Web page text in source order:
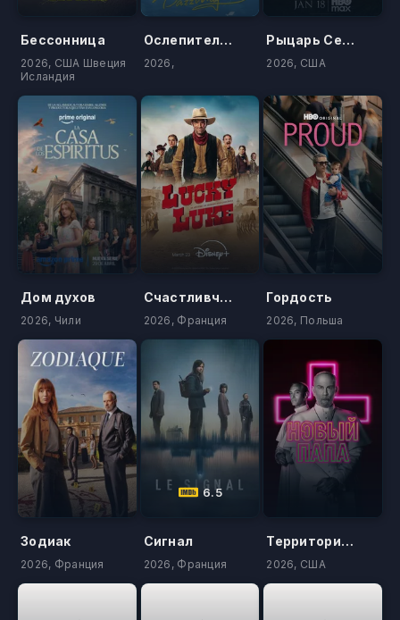
Бессонница
2026, США Швеция
Исландия
Ослепительно
2026,
Рыцарь Семи Королевств
2026, США
Дом духов
2026, Чили
Счастливчик Люк
2026, Франция
Гордость
2026, Польша
Зодиак
2026, Франция
6.5
Сигнал
2026, Франция
Территория боя
2026, США